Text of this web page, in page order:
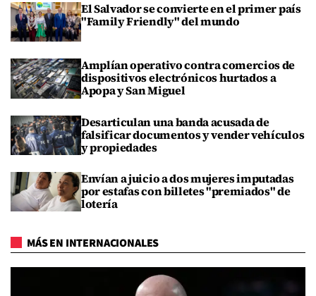
El Salvador se convierte en el primer país
"Family Friendly" del mundo
Amplían operativo contra comercios de
dispositivos electrónicos hurtados a
Apopa y San Miguel
Desarticulan una banda acusada de
falsificar documentos y vender vehículos
y propiedades
Envían a juicio a dos mujeres imputadas
por estafas con billetes "premiados" de
lotería
MÁS EN INTERNACIONALES